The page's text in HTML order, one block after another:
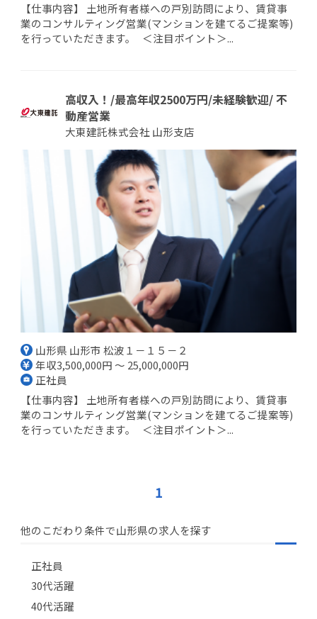
【仕事内容】 土地所有者様への戸別訪問により、賃貸事
業のコンサルティング営業(マンションを建てるご提案等)
を行っていただきます。 ＜注目ポイント＞...
高収入！/最高年収2500万円/未経験歓迎/ 不
動産営業
大東建託株式会社 山形支店
山形県 山形市 松波１－１５－２
年収3,500,000円 ～ 25,000,000円
正社員
【仕事内容】 土地所有者様への戸別訪問により、賃貸事
業のコンサルティング営業(マンションを建てるご提案等)
を行っていただきます。 ＜注目ポイント＞...
1
他のこだわり条件で山形県の求人を探す
正社員
30代活躍
40代活躍